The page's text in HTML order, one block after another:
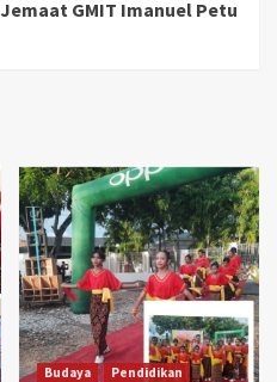
Jemaat GMIT Imanuel Petu
Budaya
Pendidikan